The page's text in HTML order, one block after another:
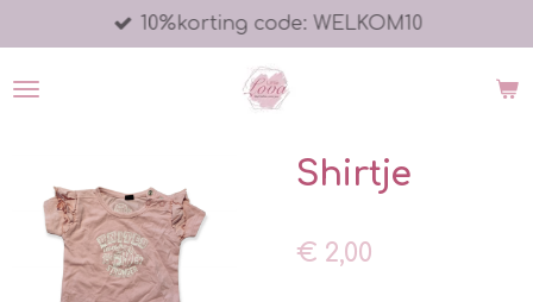
direct
naar
10%korting code: WELKOM10
Shirtje
€ 2,00